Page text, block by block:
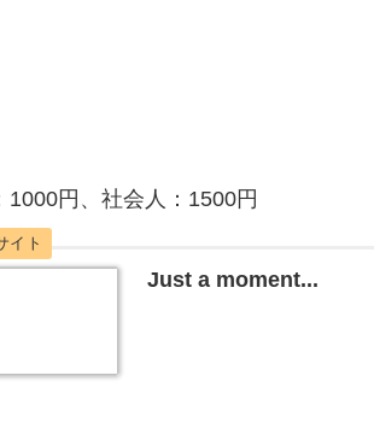
1000円、社会人：1500円
Just a moment...